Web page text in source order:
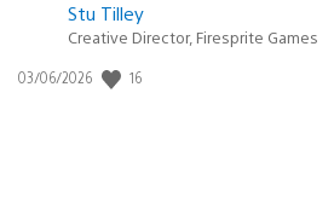
Postée
:
Stu Tilley
Creative Director, Firesprite Games
Date
03/06/2026 16